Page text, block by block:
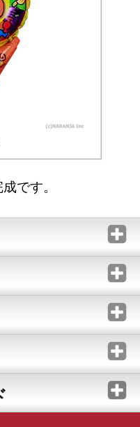
です。